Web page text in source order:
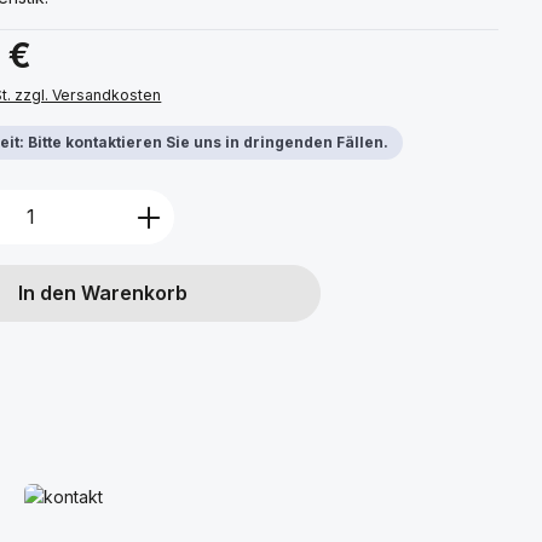
€
zzgl. Versandkosten
Bitte kontaktieren Sie uns in dringenden Fällen.
Gib den gewünschten Wert
In den Warenkorb
Mehr erfahren